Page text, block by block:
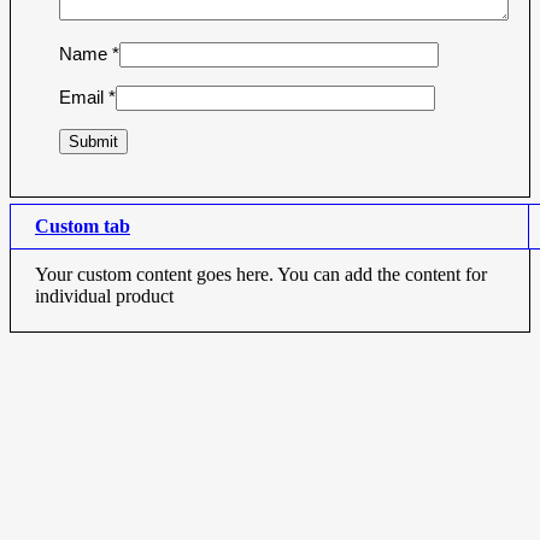
Name *
Email *
Custom tab
Your custom content goes here. You can add the content for
individual product